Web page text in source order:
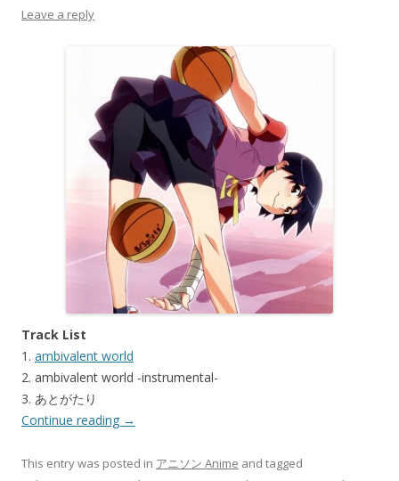
Leave a reply
Track List
1. ambivalent world
2. ambivalent world -instrumental-
3. あとがたり
Continue reading →
This entry was posted in アニソン Anime and tagged